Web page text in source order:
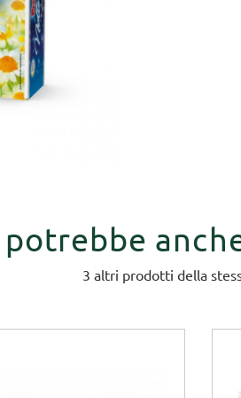
potrebbe
3 altri prodotti della